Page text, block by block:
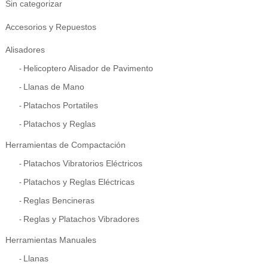
Sin categorizar
Accesorios y Repuestos
Alisadores
Helicoptero Alisador de Pavimento
Llanas de Mano
Platachos Portatiles
Platachos y Reglas
Herramientas de Compactación
Platachos Vibratorios Eléctricos
Platachos y Reglas Eléctricas
Reglas Bencineras
Reglas y Platachos Vibradores
Herramientas Manuales
Llanas